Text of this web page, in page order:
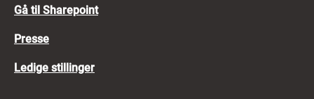
Gå til Sharepoint
Presse
Ledige stillinger